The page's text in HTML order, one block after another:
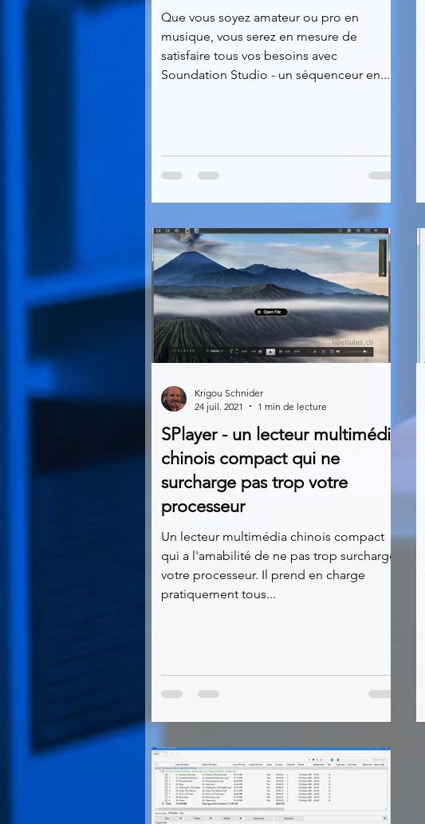
Que vous soyez amateur ou pro en
musique, vous serez en mesure de
satisfaire tous vos besoins avec
Soundation Studio - un séquenceur en...
SPlayer - un lecteur multimédia
chinois compact qui ne
surcharge pas trop votre
processeur
Un lecteur multimédia chinois compact
qui a l'amabilité de ne pas trop surcharger
votre processeur. Il prend en charge
pratiquement tous...
Krigou Schnider
24 juil. 2021
1 min de lecture